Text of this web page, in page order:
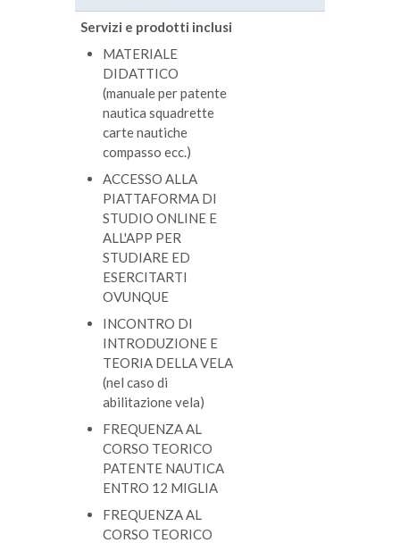
Servizi e prodotti inclusi
MATERIALE
DIDATTICO
(manuale per patente
nautica squadrette
carte nautiche
compasso ecc.)
ACCESSO ALLA
PIATTAFORMA DI
STUDIO ONLINE E
ALL'APP PER
STUDIARE ED
ESERCITARTI
OVUNQUE
INCONTRO DI
INTRODUZIONE E
TEORIA DELLA VELA
(nel caso di
abilitazione vela)
FREQUENZA AL
CORSO TEORICO
PATENTE NAUTICA
ENTRO 12 MIGLIA
FREQUENZA AL
CORSO TEORICO